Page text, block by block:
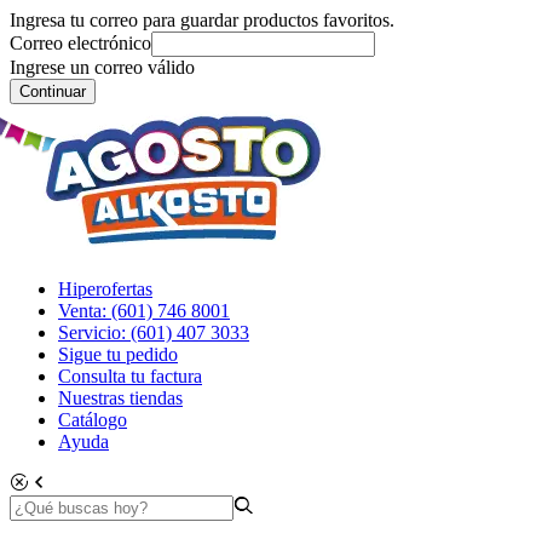
Ingresa tu correo para guardar productos favoritos.
Correo electrónico
Ingrese un correo válido
Continuar
Hiperofertas
Venta: (601) 746 8001
Servicio: (601) 407 3033
Sigue tu pedido
Consulta tu factura
Nuestras tiendas
Catálogo
Ayuda